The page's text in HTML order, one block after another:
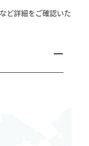
ど詳細をご確認いた